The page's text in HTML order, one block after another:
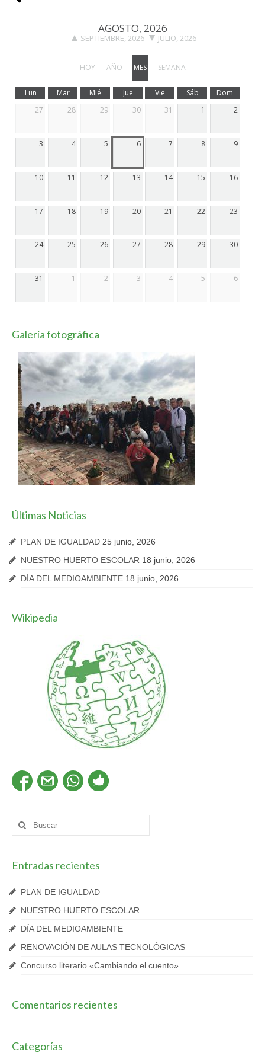
AGOSTO, 2026
SEPTIEMBRE, 2026 JULIO, 2026
HOY AÑO MES SEMANA
Lun Mar Mié Jue Vie Sáb
Dom
27
28 29 30 31 1 2
3 4 5 6 7 8 9
10 11 12 13 14 15 16
17 18 19 20 21 22 23
24 25 26 27 28 29 30
31 1 2 3 4 5 6
Galería fotográfica
Últimas Noticias
PLAN DE IGUALDAD 25 junio, 2026
NUESTRO HUERTO ESCOLAR 18 junio, 2026
DÍA DEL MEDIOAMBIENTE 18 junio, 2026
Wikipedia
Buscar
por:
Entradas recientes
PLAN DE IGUALDAD
NUESTRO HUERTO ESCOLAR
DÍA DEL MEDIOAMBIENTE
RENOVACIÓN DE AULAS TECNOLÓGICAS
Concurso literario «Cambiando el cuento»
Comentarios recientes
Categorías